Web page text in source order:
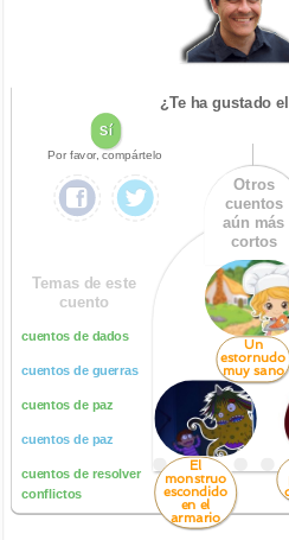
¿Te ha gustado
Sí
Por favor, compártelo
Temas de este
cuento
cuentos de dados
cuentos de guerras
cuentos de paz
cuentos de paz
cuentos de resolver
conflictos
Otros
cuentos
aún más
cortos
Un
estornudo
muy sano
El
monstruo
escondido
en el
armario